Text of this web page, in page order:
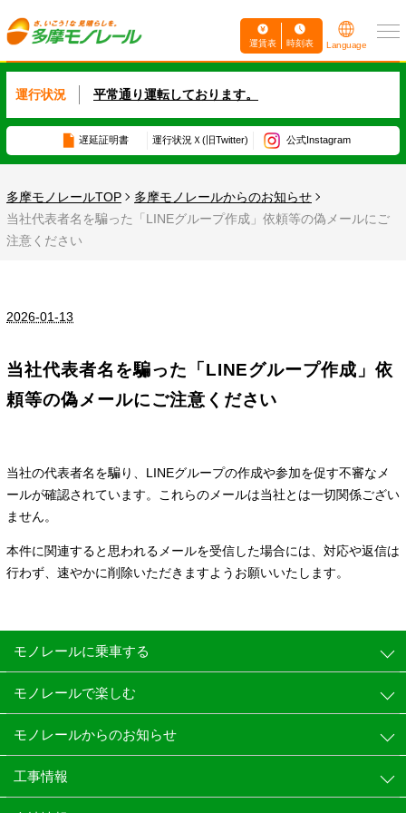
運賃表 時刻表 Language
運行状況 平常通り運転しております。
遅延証明書 運行状況 Ｘ(旧Twitter) 公式Instagram
多摩モノレールTOP
多摩モノレールからのお知らせ
当社代表者名を騙った「LINEグループ作成」依頼等の偽メールにご
注意ください
2026-01-13
当社代表者名を騙った「LINEグループ作成」依
頼等の偽メールにご注意ください
当社の代表者名を騙り、LINEグループの作成や参加を促す不審なメ
ールが確認されています。これらのメールは当社とは一切関係ござい
ません。
本件に関連すると思われるメールを受信した場合には、対応や返信は
行わず、速やかに削除いただきますようお願いいたします。
モノレールに乗車する
モノレールで楽しむ
モノレールからのお知らせ
工事情報